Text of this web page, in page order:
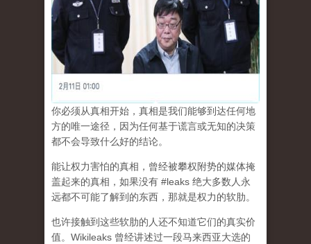
你必须从真相开始，真相是我们能够到达任何地
方的唯一途径，因为任何基于谎言或无知的决策
都不会导致什么好的结论。
能让权力害怕的真相，曾经被攀权附势的媒体掩
盖起来的真相，如果没有 #leaks 绝大多数人永
远都不可能了解到的东西，那就是权力的软肋。
也许接触到这些软肋的人还不知道它们的真实价
值。Wikileaks 曾经讲述过一段马来西亚大选的